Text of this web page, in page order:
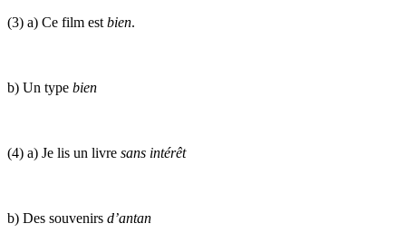
(3) a) Ce film est bien.
b) Un type bien
(4) a) Je lis un livre sans intérêt
b) Des souvenirs d’antan